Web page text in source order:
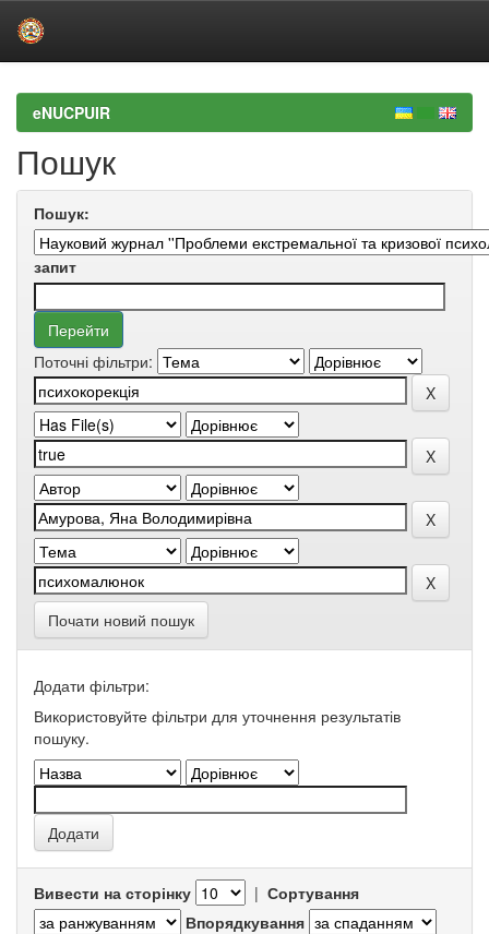
navigationeNUCPUIR
Пошук
Пошук:
запит
Поточні фільтри:
Почати новий пошук
Додати фільтри:
Використовуйте фільтри для уточнення результатів
пошуку.
Вивести на сторінку | Сортування
Впорядкування